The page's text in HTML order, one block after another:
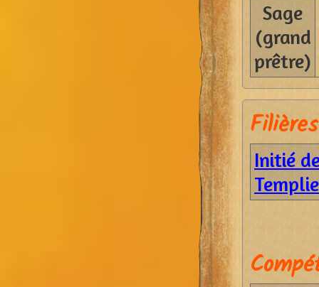
Sage
(grand
prêtre)
Initié